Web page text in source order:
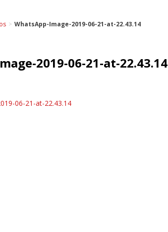
> WhatsApp-Image-2019-06-21-at-22.43.14
2019-06-21-at-22.43.14